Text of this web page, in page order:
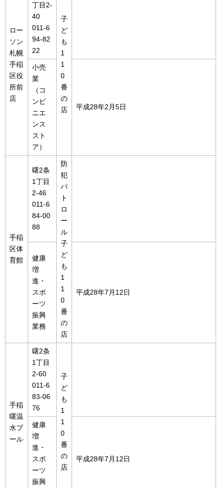
ロー
ソン
札幌
手稲
区役
所前
店
丁目2-
40
011-6
94-82
22
子
ど
も
1
1
0
番
の
店
小売
業
（コ
ンビ
ニエ
ンス
スト
ア）
平成28年2月5日
手稲
区体
育館
曙2条
1丁目
2-46
011-6
84-00
88
防
犯
パ
ト
ロ
ー
ル
子
ど
も
1
1
0
番
の
店
健康
増
進・
スポ
ーツ
振興
業務
平成28年7月12日
手稲
曙温
水プ
ール
曙2条
1丁目
2-60
011-6
83-06
76
子
ど
も
1
1
0
番
の
店
健康
増
進・
スポ
ーツ
振興
平成28年7月12日